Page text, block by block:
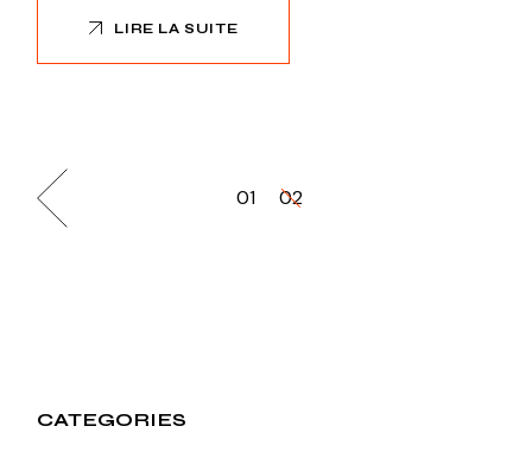
LIRE LA SUITE
Pagination
01 02
CATEGORIES